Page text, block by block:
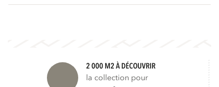
2 000 M2 À DÉCOUVRIR
la collection pour